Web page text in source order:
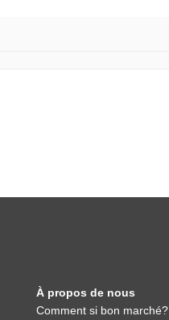
À propos de nous
Comment si bon marché?